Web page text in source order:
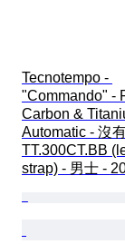
Tecnotempo -
"Commando" -
Carbon &
Automatic - 沒
TT.300CT.BB
strap) - 男士 -